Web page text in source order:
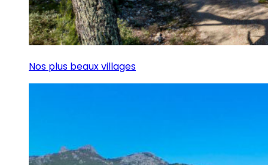
Nos plus beaux villages